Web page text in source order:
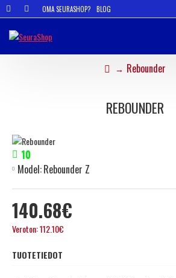
OMA SEURASHOP? BLOG
Rebounder
REBOUNDER
140.68€
Veroton: 112.10€
10
Model:Rebounder Z
TUOTETIEDOT